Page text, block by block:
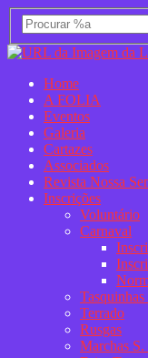
Home
A FOLIA
Eventos
Galeria
Cartazes
Associados
Revista Nossa
Inscrições
Voluntário
Carnaval
Tasquinhas
Terrado
Rusgas
Marchas S.